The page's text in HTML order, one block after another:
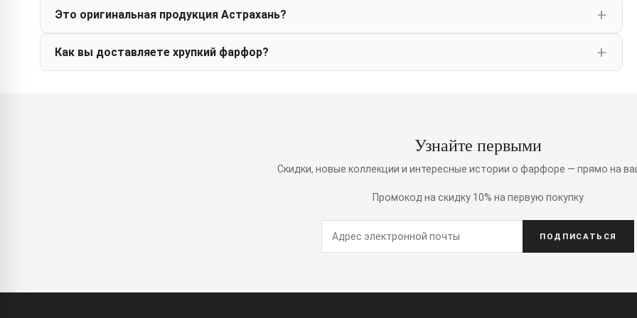
Это оригинальная продукция Астрахань?
Как вы доставляете хрупкий фарфор?
Узнайте первыми
Скидки, новые коллекции и интересные истории о фарфоре — прямо на
Промокод на скидку 10% на первую покупку
ПОДПИСАТЬСЯ